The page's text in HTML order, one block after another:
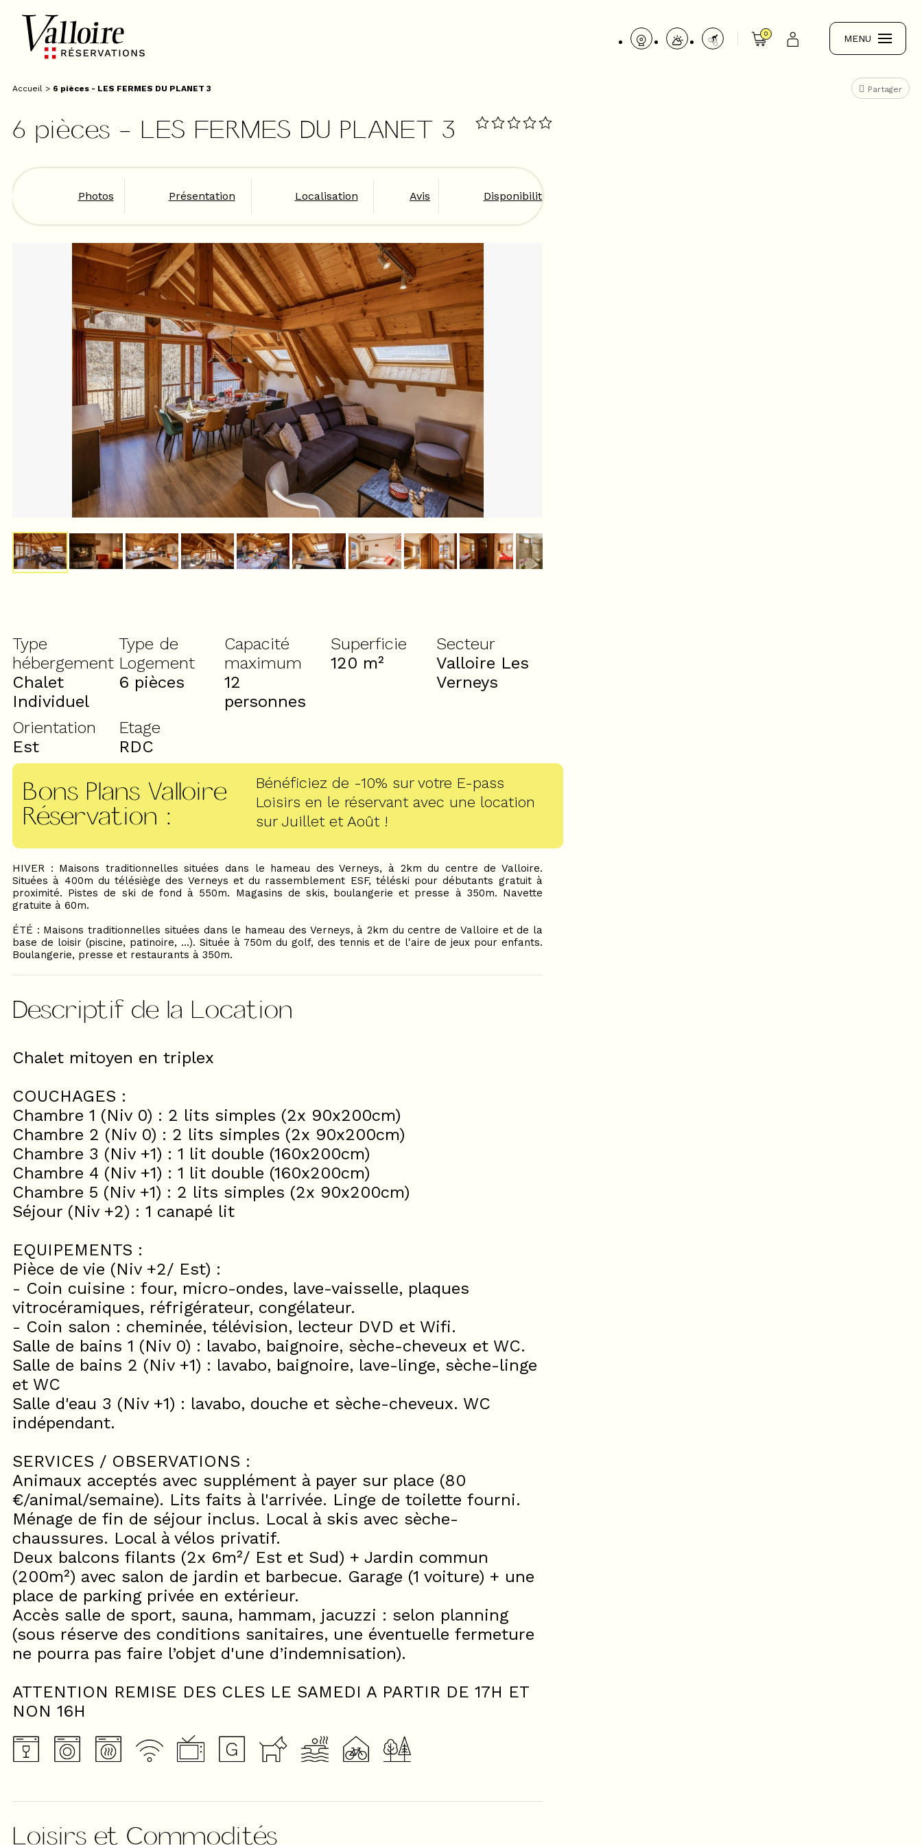
0 MENU
Accueil > 6 pièces - LES FERMES DU PLANET 3 Partager
6 pièces - LES FERMES DU PLANET 3
Photos Présentation Localisation Avis Disponibilités
Type
hébergement
Chalet
Individuel
Type de
Logement
6 pièces
Capacité
maximum
12
personnes
Superficie
120 m²
Secteur
Valloire Les
Verneys
Orientation
Est
Etage
RDC
Bons Plans Valloire
Réservation :
Bénéficiez de -10% sur votre E-pass
Loisirs en le réservant avec une location
sur Juillet et Août !
HIVER : Maisons traditionnelles situées dans le hameau des Verneys, à 2km du centre de Valloire.
Situées à 400m du télésiège des Verneys et du rassemblement ESF, téléski pour débutants gratuit à
proximité. Pistes de ski de fond à 550m. Magasins de skis, boulangerie et presse à 350m. Navette
gratuite à 60m.
ÉTÉ : Maisons traditionnelles situées dans le hameau des Verneys, à 2km du centre de Valloire et de la
base de loisir (piscine, patinoire, ...). Située à 750m du golf, des tennis et de l'aire de jeux pour enfants.
Boulangerie, presse et restaurants à 350m.
Descriptif de la Location
Chalet mitoyen en triplex
COUCHAGES :
Chambre 1 (Niv 0) : 2 lits simples (2x 90x200cm)
Chambre 2 (Niv 0) : 2 lits simples (2x 90x200cm)
Chambre 3 (Niv +1) : 1 lit double (160x200cm)
Chambre 4 (Niv +1) : 1 lit double (160x200cm)
Chambre 5 (Niv +1) : 2 lits simples (2x 90x200cm)
Séjour (Niv +2) : 1 canapé lit
EQUIPEMENTS :
Pièce de vie (Niv +2/ Est) :
- Coin cuisine : four, micro-ondes, lave-vaisselle, plaques
vitrocéramiques, réfrigérateur, congélateur.
- Coin salon : cheminée, télévision, lecteur DVD et Wifi.
Salle de bains 1 (Niv 0) : lavabo, baignoire, sèche-cheveux et WC.
Salle de bains 2 (Niv +1) : lavabo, baignoire, lave-linge, sèche-linge
et WC
Salle d'eau 3 (Niv +1) : lavabo, douche et sèche-cheveux. WC
indépendant.
SERVICES / OBSERVATIONS :
Animaux acceptés avec supplément à payer sur place (80
€/animal/semaine). Lits faits à l'arrivée. Linge de toilette fourni.
Ménage de fin de séjour inclus. Local à skis avec sèche-
chaussures. Local à vélos privatif.
Deux balcons filants (2x 6m²/ Est et Sud) + Jardin commun
(200m²) avec salon de jardin et barbecue. Garage (1 voiture) + une
place de parking privée en extérieur.
Accès salle de sport, sauna, hammam, jacuzzi : selon planning
(sous réserve des conditions sanitaires, une éventuelle fermeture
ne pourra pas faire l’objet d'une d’indemnisation).
ATTENTION REMISE DES CLES LE SAMEDI A PARTIR DE 17H ET
NON 16H
Loisirs et Commodités